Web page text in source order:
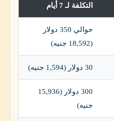
التكلفة لـ 7 أيام
حوالي 350 دولار
(18,592 جنيه)
30 دولار (1,594 جنيه)
300 دولار (15,936
جنيه)